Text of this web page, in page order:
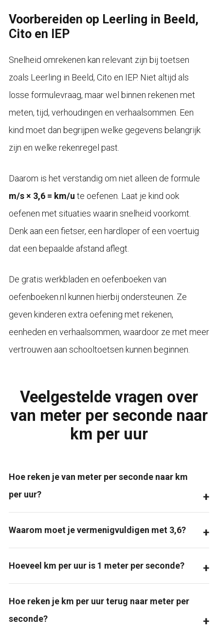
Voorbereiden op Leerling in Beeld,
Cito en IEP
Snelheid omrekenen kan relevant zijn bij toetsen
zoals Leerling in Beeld, Cito en IEP. Niet altijd als
losse formulevraag, maar wel binnen rekenen met
meten, tijd, verhoudingen en verhaalsommen. Een
kind moet dan begrijpen welke gegevens belangrijk
zijn en welke rekenregel past.
Daarom is het verstandig om niet alleen de formule
m/s × 3,6 = km/u te oefenen. Laat je kind ook
oefenen met situaties waarin snelheid voorkomt.
Denk aan een fietser, een hardloper of een voertuig
dat een bepaalde afstand aflegt.
De gratis werkbladen en oefenboeken van
oefenboeken.nl kunnen hierbij ondersteunen. Ze
geven kinderen extra oefening met rekenen,
eenheden en verhaalsommen, waardoor ze met meer
vertrouwen aan schooltoetsen kunnen beginnen.
Veelgestelde vragen over
van meter per seconde naar
km per uur
Hoe reken je van meter per seconde naar km
per uur?
Waarom moet je vermenigvuldigen met 3,6?
Hoeveel km per uur is 1 meter per seconde?
Hoe reken je km per uur terug naar meter per
seconde?